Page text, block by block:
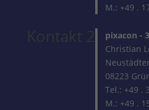
M.: +49 .
Kontakt 2 pixacon -
Christian
08223
Tel.: +49 .
M.: +49 .